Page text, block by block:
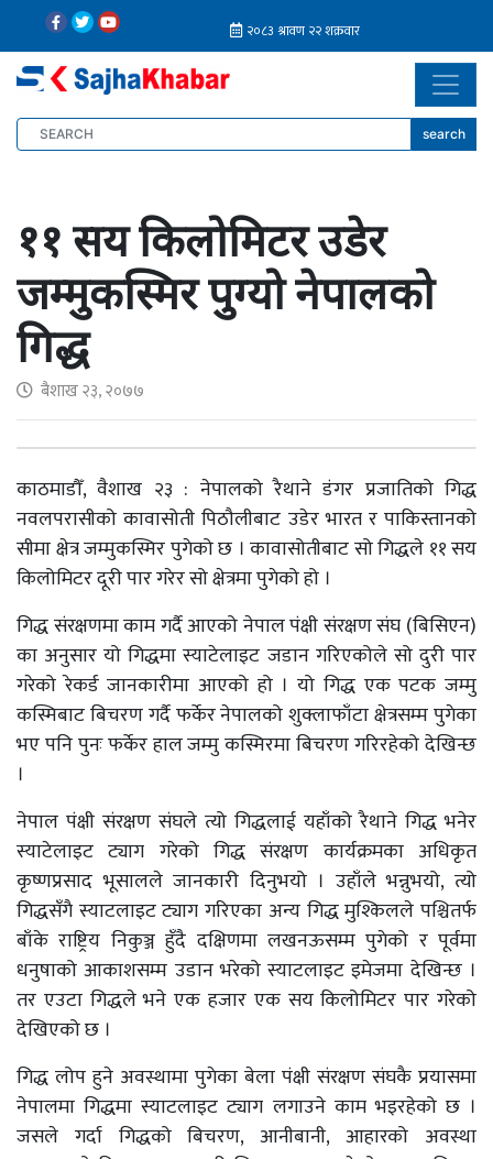
search
११ सय किलोमिटर उडेर
जम्मुकस्मिर पुग्यो नेपालको
गिद्ध
बैशाख २३, २०७७
काठमाडौँ, वैशाख २३ : नेपालको रैथाने डंगर प्रजातिको गिद्ध
नवलपरासीको कावासोती पिठौलीबाट उडेर भारत र पाकिस्तानको
सीमा क्षेत्र जम्मुकस्मिर पुगेको छ । कावासोतीबाट सो गिद्धले ११ सय
किलोमिटर दूरी पार गरेर सो क्षेत्रमा पुगेको हो ।
गिद्ध संरक्षणमा काम गर्दै आएको नेपाल पंक्षी संरक्षण संघ (बिसिएन)
का अनुसार यो गिद्धमा स्याटेलाइट जडान गरिएकोले सो दुरी पार
गरेको रेकर्ड जानकारीमा आएको हो । यो गिद्ध एक पटक जम्मु
कस्मिबाट बिचरण गर्दै फर्केर नेपालको शुक्लाफाँटा क्षेत्रसम्म पुगेका
भए पनि पुनः फर्केर हाल जम्मु कस्मिरमा बिचरण गरिरहेको देखिन्छ
।
नेपाल पंक्षी संरक्षण संघले त्यो गिद्धलाई यहाँको रैथाने गिद्ध भनेर
स्याटेलाइट ट्याग गरेको गिद्ध संरक्षण कार्यक्रमका अधिकृत
कृष्णप्रसाद भूसालले जानकारी दिनुभयो । उहाँले भन्नुभयो, त्यो
गिद्धसँगै स्याटलाइट ट्याग गरिएका अन्य गिद्ध मुश्किलले पश्चितर्फ
बाँके राष्ट्रिय निकुञ्ज हुँदै दक्षिणमा लखनऊसम्म पुगेको र पूर्वमा
धनुषाको आकाशसम्म उडान भरेको स्याटलाइट इमेजमा देखिन्छ ।
तर एउटा गिद्धले भने एक हजार एक सय किलोमिटर पार गरेको
देखिएको छ ।
गिद्ध लोप हुने अवस्थामा पुगेका बेला पंक्षी संरक्षण संघकै प्रयासमा
नेपालमा गिद्धमा स्याटलाइट ट्याग लगाउने काम भइरहेको छ ।
जसले गर्दा गिद्धको बिचरण, आनीबानी, आहारको अवस्था